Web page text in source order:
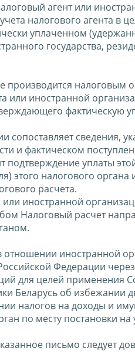
агент или
налогового агента в
уплаченном
государства,
производится
или иностранной
фактическую
сопоставляет сведения,
и фактическом
подтверждение уплаты
этого налогового
расчета.
иностранной
Налоговый расчет
иностранной
Федерации
для целей применения
Беларусь об избежании
налогов на доходы и
по месту постановки на
письмо следует